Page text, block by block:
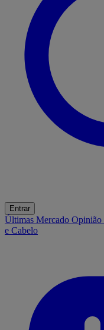
Entrar
Últimas Mercado Opinião
e Cabelo